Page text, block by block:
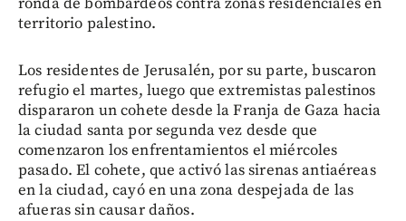
territorio palestino.
Los residentes de Jerusalén, por su parte, buscaron
refugio el martes, luego que extremistas palestinos
dispararon un cohete desde la Franja de Gaza hacia
la ciudad santa por segunda vez desde que
comenzaron los enfrentamientos el miércoles
pasado. El cohete, que activó las sirenas antiaéreas
en la ciudad, cayó en una zona despejada de las
afueras sin causar daños.